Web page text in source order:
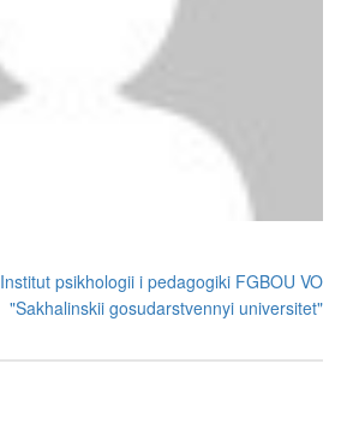
Institut psikhologii i pedagogiki FGBOU VO
"Sakhalinskii gosudarstvennyi universitet"